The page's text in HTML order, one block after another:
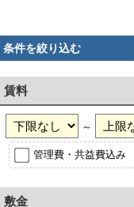
条件を絞り込む
賃料
～
管理費・共益費込み
敷金